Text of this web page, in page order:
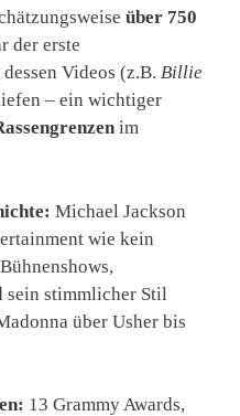
über 750
der erste
Videos (z.B. Billie
– ein wichtiger
im
Michael Jackson
wie kein
sein stimmlicher Stil
über Usher bis
13 Grammy Awards,